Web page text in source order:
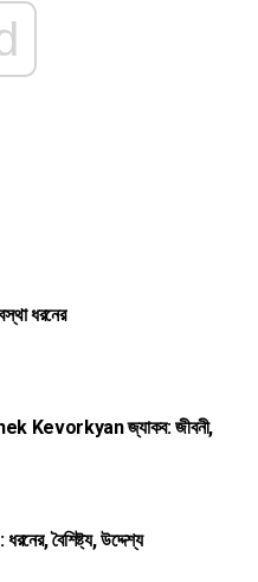
ধরনের
Kevorkyan জ্যাকব: জীবনী,
বৈশিষ্ট্য, উদ্দেশ্য